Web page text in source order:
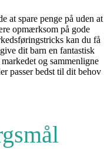
at spare penge på uden at
opmærksom på gode
kan du få
dit barn en fantastisk
og sammenligne
passer bedst til dit behov